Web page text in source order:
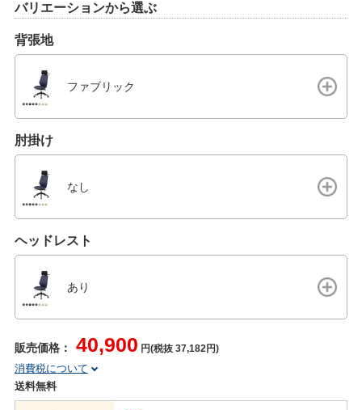
バリエーションから選ぶ
背張地
ファブリック
肘掛け
なし
ヘッドレスト
あり
販売価格： 40,900 円(税抜 37,182円)
消費税について
送料無料